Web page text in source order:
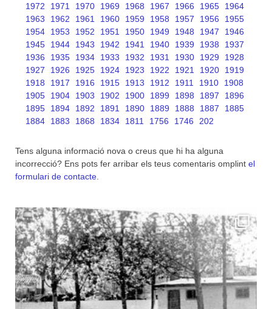
1972
1971 1970 1969 1968 1967 1966 1965
1964
1963
1962 1961 1960 1959 1958 1957 1956
1955
1954
1953 1952 1951 1950 1949 1948 1947
1946
1945
1944 1943 1942 1941 1940 1939 1938
1937
1936
1935 1934 1933 1932 1931 1930 1929
1928
1927
1926 1925 1924 1923 1922 1921 1920
1919
1918
1917 1916 1915 1913 1912 1911 1910
1908
1905
1904 1903 1902 1900 1899 1898 1897
1896
1895
1894 1892 1891 1890 1889 1888 1887
1885
1884
1883 1868 1834 1811 1756 1746 202
Tens alguna informació nova o creus que hi ha alguna
incorrecció? Ens pots fer arribar els teus comentaris omplint el
formulari de contacte